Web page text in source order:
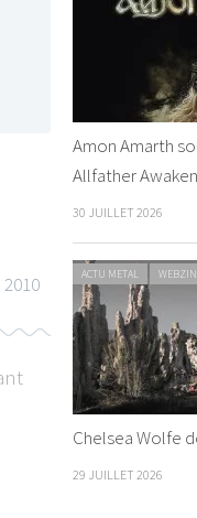
Amon Amarth
Allfather
30 JUILLET 2026
ACTU METAL
Chelsea Wolfe
29 JUILLET 2026